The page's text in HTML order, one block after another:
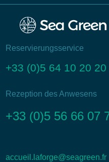
Reservierungsservice
+33 (0)5 64 10 20 20
Rezeption des Anwesens
+33 (0)5 56 66 07
accueil.laforge@seagreen.fr